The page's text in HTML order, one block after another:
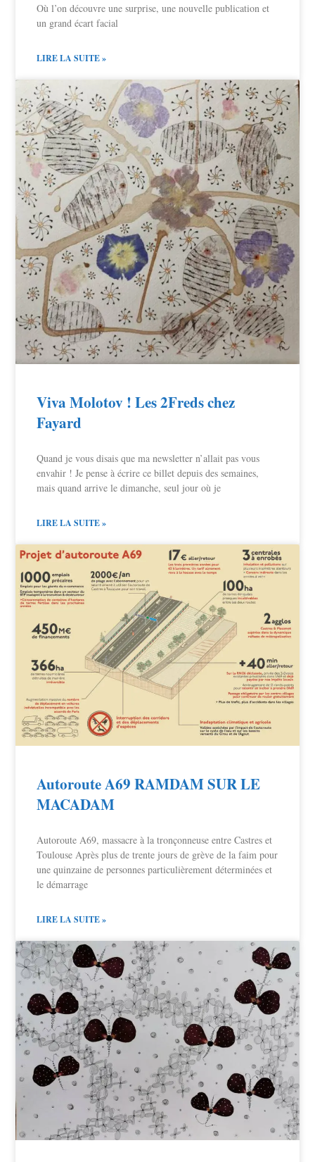
Où l’on découvre une surprise, une nouvelle publication et
un grand écart facial
LIRE LA SUITE »
Viva Molotov ! Les 2Freds chez
Fayard
Quand je vous disais que ma newsletter n’allait pas vous
envahir ! Je pense à écrire ce billet depuis des semaines,
mais quand arrive le dimanche, seul jour où je
LIRE LA SUITE »
Autoroute A69 RAMDAM SUR LE
MACADAM
Autoroute A69, massacre à la tronçonneuse entre Castres et
Toulouse Après plus de trente jours de grève de la faim pour
une quinzaine de personnes particulièrement déterminées et
le démarrage
LIRE LA SUITE »